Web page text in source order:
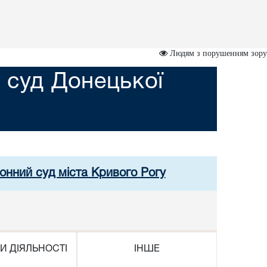
Людям з порушенням зору
Донецької
суд міста Кривого Рогу
ДІЯЛЬНОСТІ ІНШЕ